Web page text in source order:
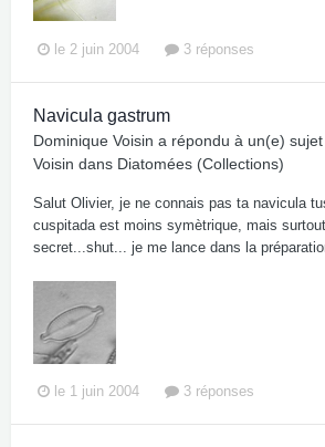
le 2 juin 2004 3 réponses
Navicula gastrum
Dominique Voisin a répondu à un(e)
Voisin dans Diatomées (Collections)
Salut Olivier, je ne connais pas ta navicula
cuspitada est moins symètrique, mais
secret...shut... je me lance dans la
le 1 juin 2004 3 réponses